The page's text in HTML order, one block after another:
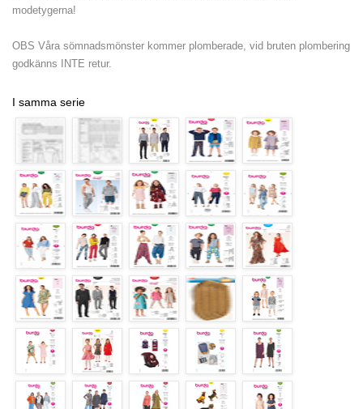
modetygerna!
OBS Våra sömnadsmönster kommer plomberade, vid bruten plombering
godkänns INTE retur.
I samma serie